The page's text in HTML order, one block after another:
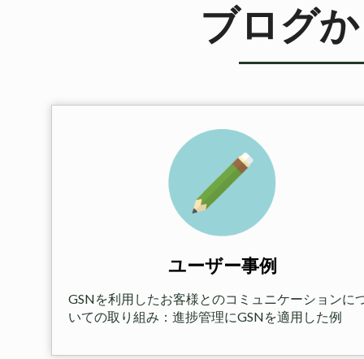
ブログ
ユーザー事例
GSNを利用したお客様とのコミュニケーションに
いての取り組み：進捗管理にGSNを適用した例